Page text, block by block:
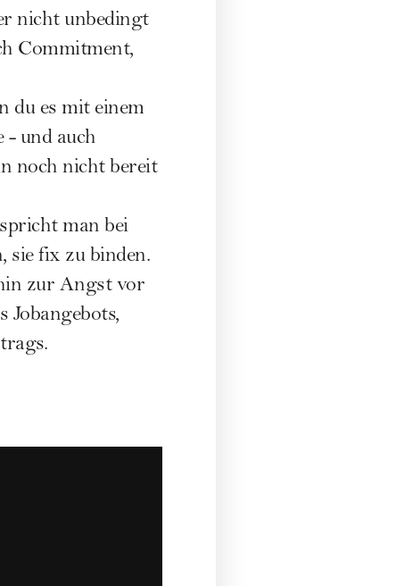
nicht unbedingt
Commitment,
du es mit einem
- und auch
noch nicht bereit
man bei
sie fix zu binden.
zur Angst vor
Jobangebots,